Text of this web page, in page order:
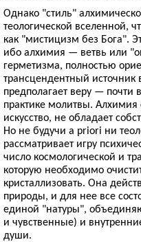
Однако "стиль"
теологической вселенной,
как "мистицизм без Бога".
ибо алхимия — ветвь или
герметизма, полностью
трансцендентный источник
предполагает веру — почти
практике молитвы.
искусство, не обладает
Но не будучи a priori ни
рассматривает игру
число космологической и
которую необходимо
кристаллизовать. Она
природы, и для нее все
единой "натуры",
и чувственные) и
души.